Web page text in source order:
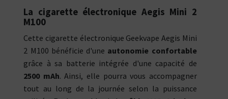
La cigarette électronique Aegis Mini 2
M100
Cette cigarette électronique Geekvape Aegis Mini
2 M100 bénéficie d'une autonomie confortable
grâce à sa batterie intégrée d'une capacité de
2500 mAh. Ainsi, elle pourra vous accompagner
tout au long de la journée selon la puissance